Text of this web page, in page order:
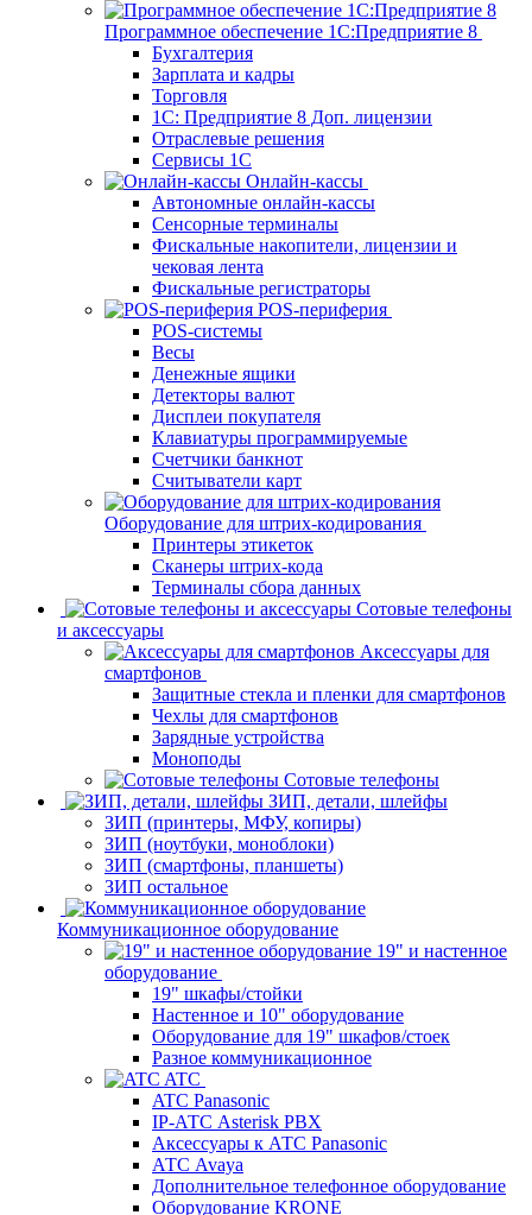
Программное обеспечение 1С:Предприятие 8
Бухгалтерия
Зарплата и кадры
Торговля
1C: Предприятие 8 Доп. лицензии
Отраслевые решения
Сервисы 1С
Онлайн-кассы
Автономные онлайн-кассы
Сенсорные терминалы
Фискальные накопители, лицензии и
чековая лента
Фискальные регистраторы
POS-периферия
POS-системы
Весы
Денежные ящики
Детекторы валют
Дисплеи покупателя
Клавиатуры программируемые
Счетчики банкнот
Считыватели карт
Оборудование для штрих-кодирования
Принтеры этикеток
Сканеры штрих-кода
Терминалы сбора данных
Сотовые телефоны
и аксессуары
Аксессуары для
смартфонов
Защитные стекла и пленки для смартфонов
Чехлы для смартфонов
Зарядные устройства
Моноподы
Сотовые телефоны
ЗИП, детали, шлейфы
ЗИП (принтеры, МФУ, копиры)
ЗИП (ноутбуки, моноблоки)
ЗИП (смартфоны, планшеты)
ЗИП остальное
Коммуникационное оборудование
19" и настенное
оборудование
19" шкафы/стойки
Настенное и 10" оборудование
Оборудование для 19" шкафов/стоек
Разное коммуникационное
ATC
ATC Panasonic
IP-АТС Asterisk PBX
Аксессуары к АТС Panasonic
АТС Avaya
Дополнительное телефонное оборудование
Оборудование KRONE